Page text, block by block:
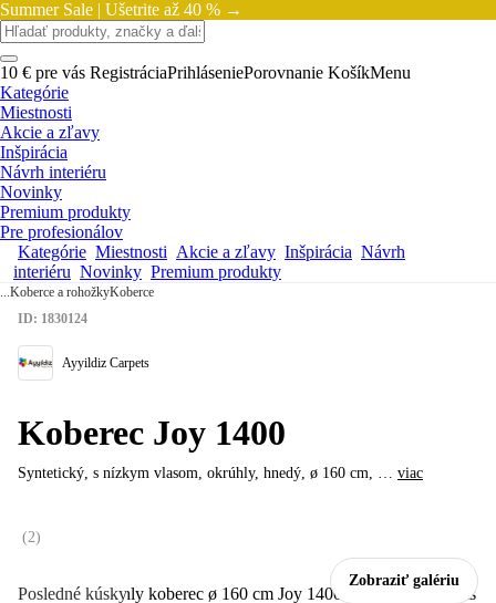
Summer Sale | Ušetrite až 40 % →
10 € pre vás RegistráciaPrihláseniePorovnanie KošíkMenu
Kategórie
Miestnosti
Akcie a zľavy
Inšpirácia
Návrh interiéru
Novinky
Premium produkty
Pre profesionálov
Kategórie Miestnosti Akcie a zľavy Inšpirácia Návrh
interiéru Novinky Premium produkty
...Koberce a rohožkyKoberce
Zobraziť galériu
Posledné kúsky
ID: 1830124
Ayyildiz Carpets
Koberec Joy 1400
Syntetický, s nízkym vlasom, okrúhly, hnedý, ø 160 cm, … viac
(2)